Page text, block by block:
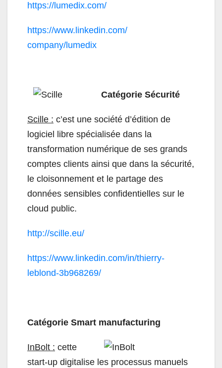
https://lumedix.com/
https://www.linkedin.com/
company/lumedix
Catégorie Sécurité
Scille : c’est une société d’édition de
logiciel libre spécialisée dans la
transformation numérique de ses grands
comptes clients ainsi que dans la sécurité,
le cloisonnement et le partage des
données sensibles confidentielles sur le
cloud public.
http://scille.eu/
https://www.linkedin.com/in/thierry-
leblond-3b968269/
Catégorie Smart manufacturing
InBolt : cette
start-up digitalise les processus manuels